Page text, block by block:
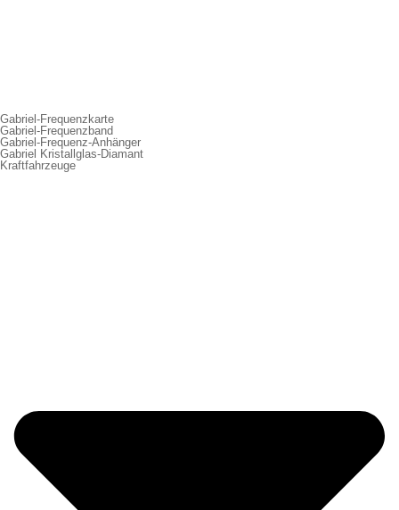
Gabriel-Frequenzkarte
Gabriel-Frequenzband
Gabriel-Frequenz-Anhänger
Gabriel Kristallglas-Diamant
Kraftfahrzeuge